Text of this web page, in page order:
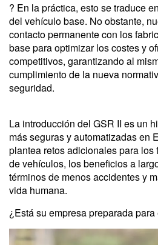
? En la práctica, esto se traduce
del vehículo base. No obstante,
contacto permanente con los
base para optimizar los costes y
competitivos, garantizando al
cumplimiento de la nueva
seguridad.
La introducción del GSR II es un
más seguras y automatizadas en
plantea retos adicionales para los
de vehículos, los beneficios a
términos de menos accidentes y
vida humana.
¿Está su empresa preparada para